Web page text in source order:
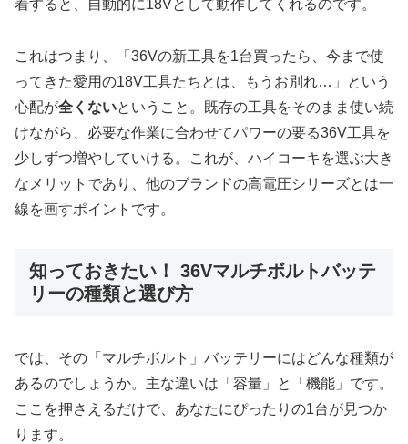
着すると、自動的に18Vとして動作してくれるのです。
これはつまり、「36Vの新工具を1台買ったら、今まで使
ってきた愛用の18V工具たちとは、もうお別れ…」という
心配が全くないということ。既存の工具をそのまま使い続
けながら、必要な作業に合わせてパワーの要る36V工具を
少しずつ増やしていける。これが、ハイコーキを選ぶ大き
なメリットであり、他のブランドの高電圧シリーズとは一
線を画すポイントです。
知っておきたい！ 36Vマルチボルトバッテ
リーの種類と選び方
では、その「マルチボルト」バッテリーにはどんな種類が
あるのでしょうか。主な違いは「容量」と「機能」です。
ここを押さえるだけで、あなたにぴったりの1台が見つか
ります。